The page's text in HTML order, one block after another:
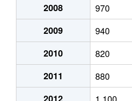
五輪
2,200万円
五輪
1,100万円
五輪
1,300万円
五輪
350万円
2008
970
2009
940
2010
820
2011
880
2012
1,100